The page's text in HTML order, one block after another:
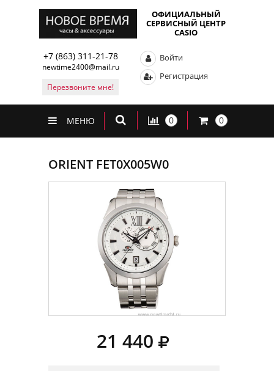
ОФИЦИАЛЬНЫЙ
СЕРВИСНЫЙ ЦЕНТР
CASIO
+7 (863) 311-21-78
newtime2400@mail.ru
Перезвоните мне!
Войти
Регистрация
МЕНЮ 0 0
ORIENT FET0X005W0
21 440